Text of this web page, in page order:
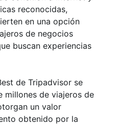
reconocidas,
en una opción
de negocios
buscan experiencias
de Tripadvisor se
millones de viajeros de
un valor
obtenido por la